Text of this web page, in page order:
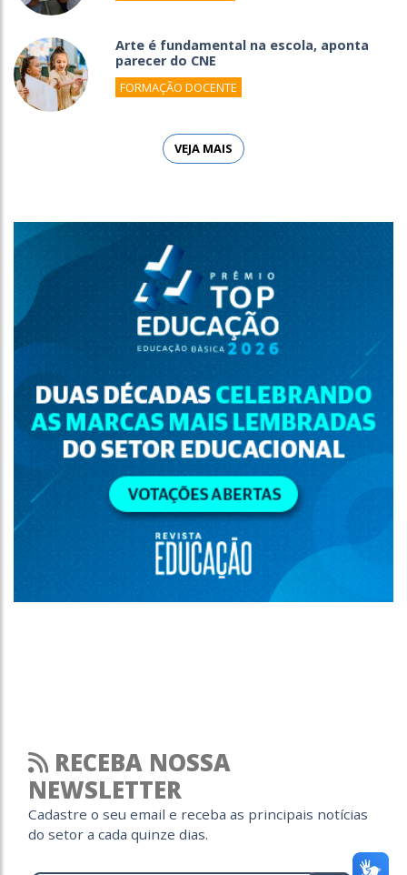
Arte é fundamental na escola, aponta
parecer do CNE
FORMAÇÃO DOCENTE
VEJA MAIS
RECEBA NOSSA
NEWSLETTER
Cadastre o seu email e receba as principais notícias
do setor a cada quinze dias.